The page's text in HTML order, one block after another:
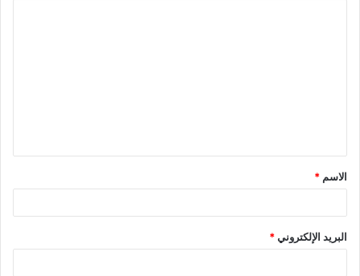
ق
*
الاسم *
البريد الإلكتروني*